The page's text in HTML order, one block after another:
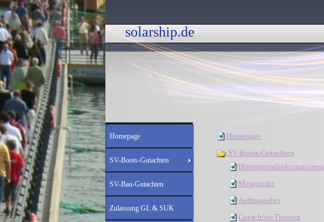
solarship.de
Homepage
SV-Boots-Gutachten
SV-Bau-Gutachten
Zulassung GL & SUK
Homepage
SV-Boots-Gutachten
Hintergrundinformationen
Messgeräte
Auftraggeber
Gutachten-Themen